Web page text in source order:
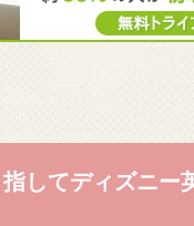
してディズニー